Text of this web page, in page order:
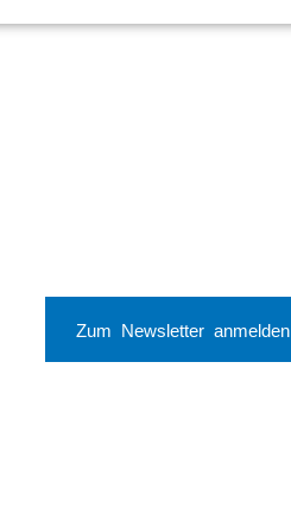
Zum Newsletter anmelden